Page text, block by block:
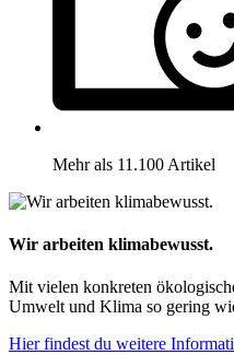
Mehr als 11.100 Artikel
Wir arbeiten klimabewusst.
Mit vielen konkreten
Umwelt und Klima so gering
Hier findest du weitere